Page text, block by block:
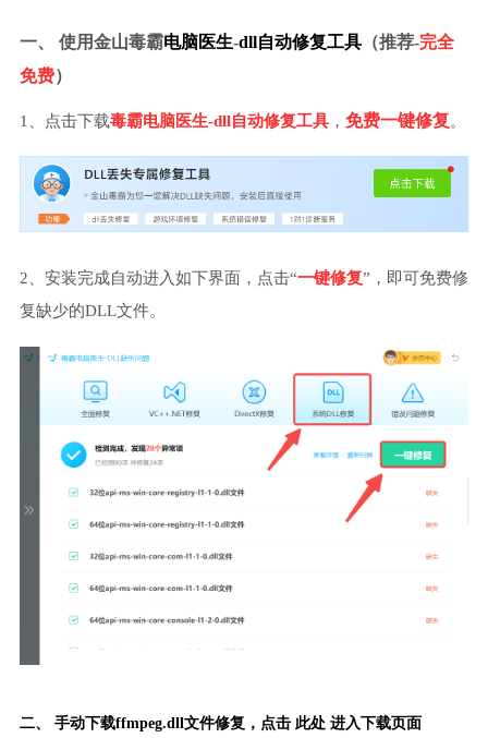
一、 使用金山毒霸电脑医生-dll自动修复工具（推荐-完全
免费）
1、 点击下载毒霸电脑医生-dll自动修复工具， 免费一键修复。
2、安装完成自动进入如下界面，点击“一键修复”，即可免费修
复缺少的DLL文件。
二、 手动下载ffmpeg.dll文件修复， 点击 此处 进入下载页面